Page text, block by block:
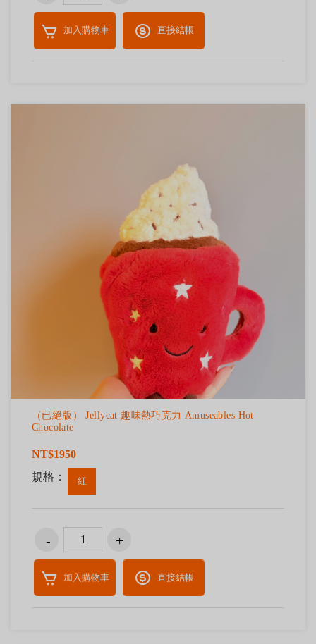
加入購物車 直接結帳
（已絕版） Jellycat 趣味熱巧克力 Amuseables Hot
Chocolate
NT$1950
規格：
紅
加入購物車 直接結帳